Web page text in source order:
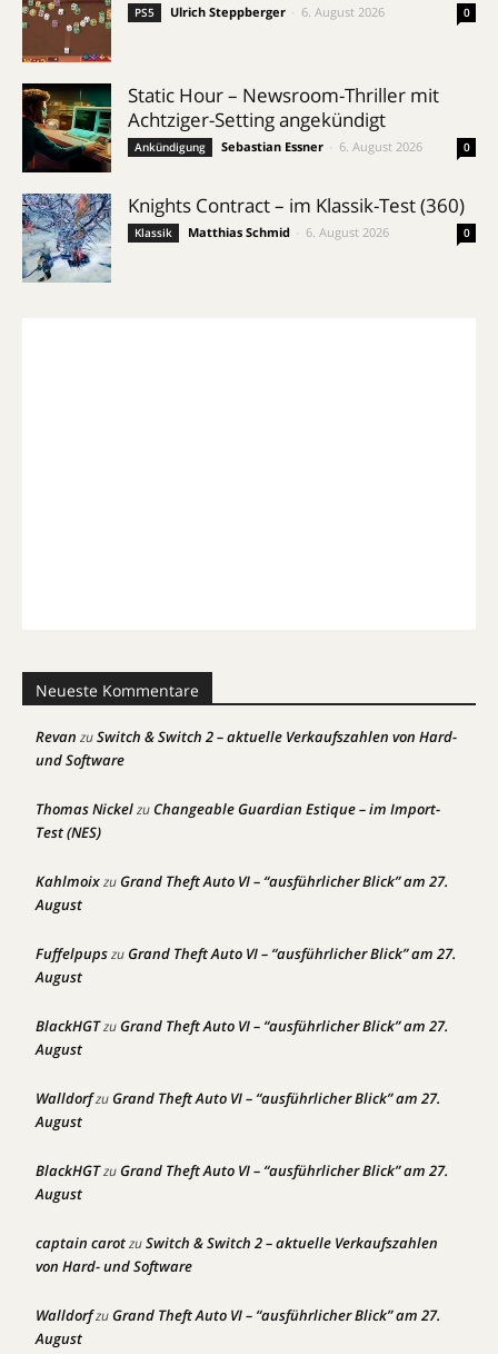
PS5 Ulrich Steppberger 6. August 2026 0
Static Hour – Newsroom-Thriller mit
Achtziger-Setting angekündigt
Ankündigung Sebastian Essner 6. August 2026 0
Knights Contract – im Klassik-Test (360)
Klassik Matthias Schmid 6. August 2026 0
Neueste Kommentare
Revan zuSwitch & Switch 2 – aktuelle Verkaufszahlen von Hard-
und Software
Thomas NickelzuChangeable Guardian Estique – im Import-
Test (NES)
KahlmoixzuGrand Theft Auto VI – “ausführlicher Blick” am 27.
August
FuffelpupszuGrand Theft Auto VI – “ausführlicher Blick” am 27.
August
BlackHGTzuGrand Theft Auto VI – “ausführlicher Blick” am 27.
August
WalldorfzuGrand Theft Auto VI – “ausführlicher Blick” am 27.
August
BlackHGTzuGrand Theft Auto VI – “ausführlicher Blick” am 27.
August
captain carotzuSwitch & Switch 2 – aktuelle Verkaufszahlen
von Hard- und Software
WalldorfzuGrand Theft Auto VI – “ausführlicher Blick” am 27.
August